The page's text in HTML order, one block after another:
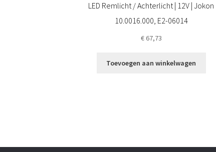
LED Remlicht / Achterlicht | 12V | Jokon
10.0016.000, E2-06014
€67,73
Toevoegen aan winkelwagen